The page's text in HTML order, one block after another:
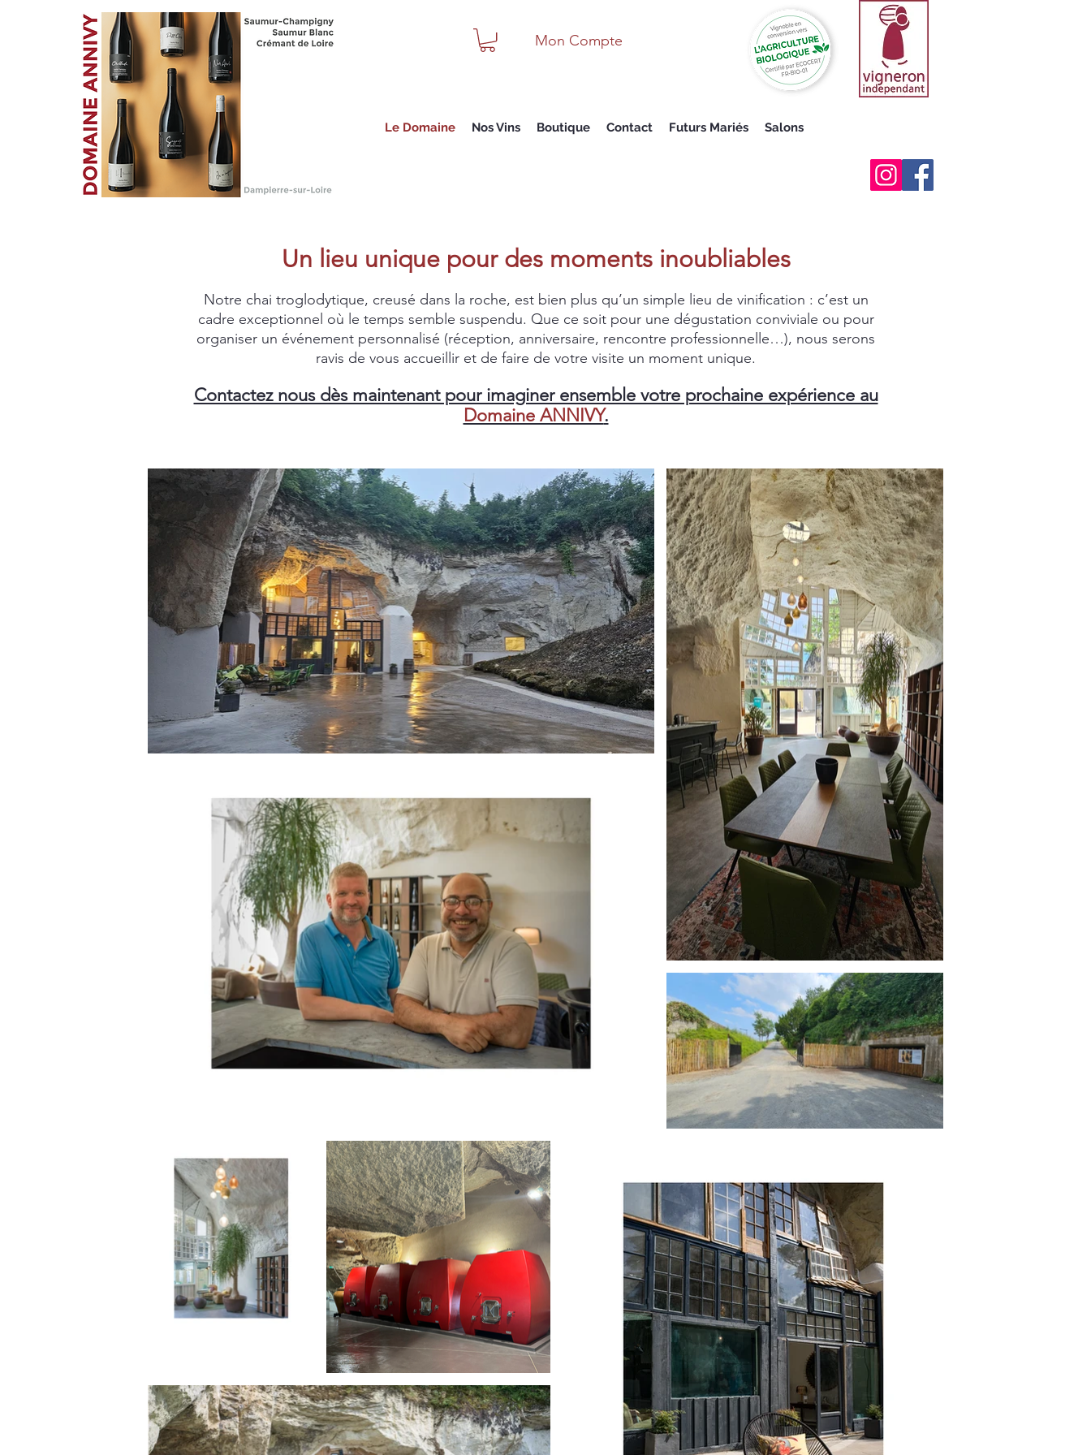
Mon Compte
Le Domaine Nos Vins Boutique Contact Futurs Mariés Salons
Un lieu unique pour des moments inoubliables
Notre chai troglodytique, creusé dans la roche, est bien plus qu’un simple lieu de vinification : c’est un
cadre exceptionnel où le temps semble suspendu. Que ce soit pour une dégustation conviviale ou pour
organiser un événement personnalisé (réception, anniversaire, rencontre professionnelle…), nous serons
ravis de vous accueillir et de faire de votre visite un moment unique.
Contactez nous dès maintenant pour imaginer ensemble votre prochaine expérience au
Domaine ANNIVY.